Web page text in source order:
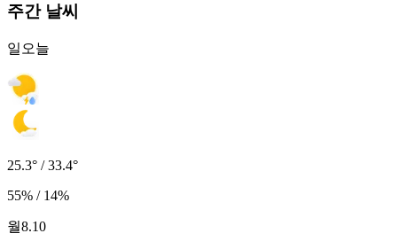
주간 날씨
일 오늘
25.3° / 33.4°
55% / 14%
월8.10